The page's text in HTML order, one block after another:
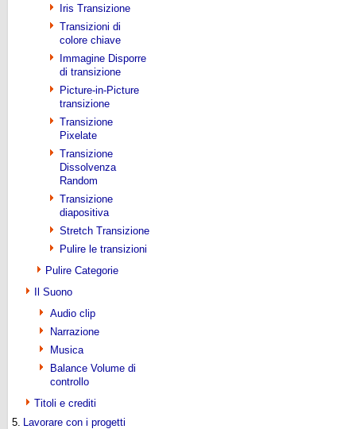
Iris Transizione
Transizioni di
colore chiave
Immagine Disporre
di transizione
Picture-in-Picture
transizione
Transizione
Pixelate
Transizione
Dissolvenza
Random
Transizione
diapositiva
Stretch Transizione
Pulire le transizioni
Pulire Categorie
Il Suono
Audio clip
Narrazione
Musica
Balance Volume di
controllo
Titoli e crediti
5. Lavorare con i progetti